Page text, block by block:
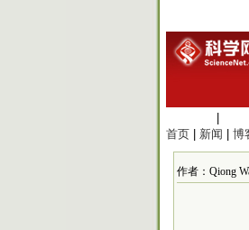
首页
新闻 博
作者：Qiong